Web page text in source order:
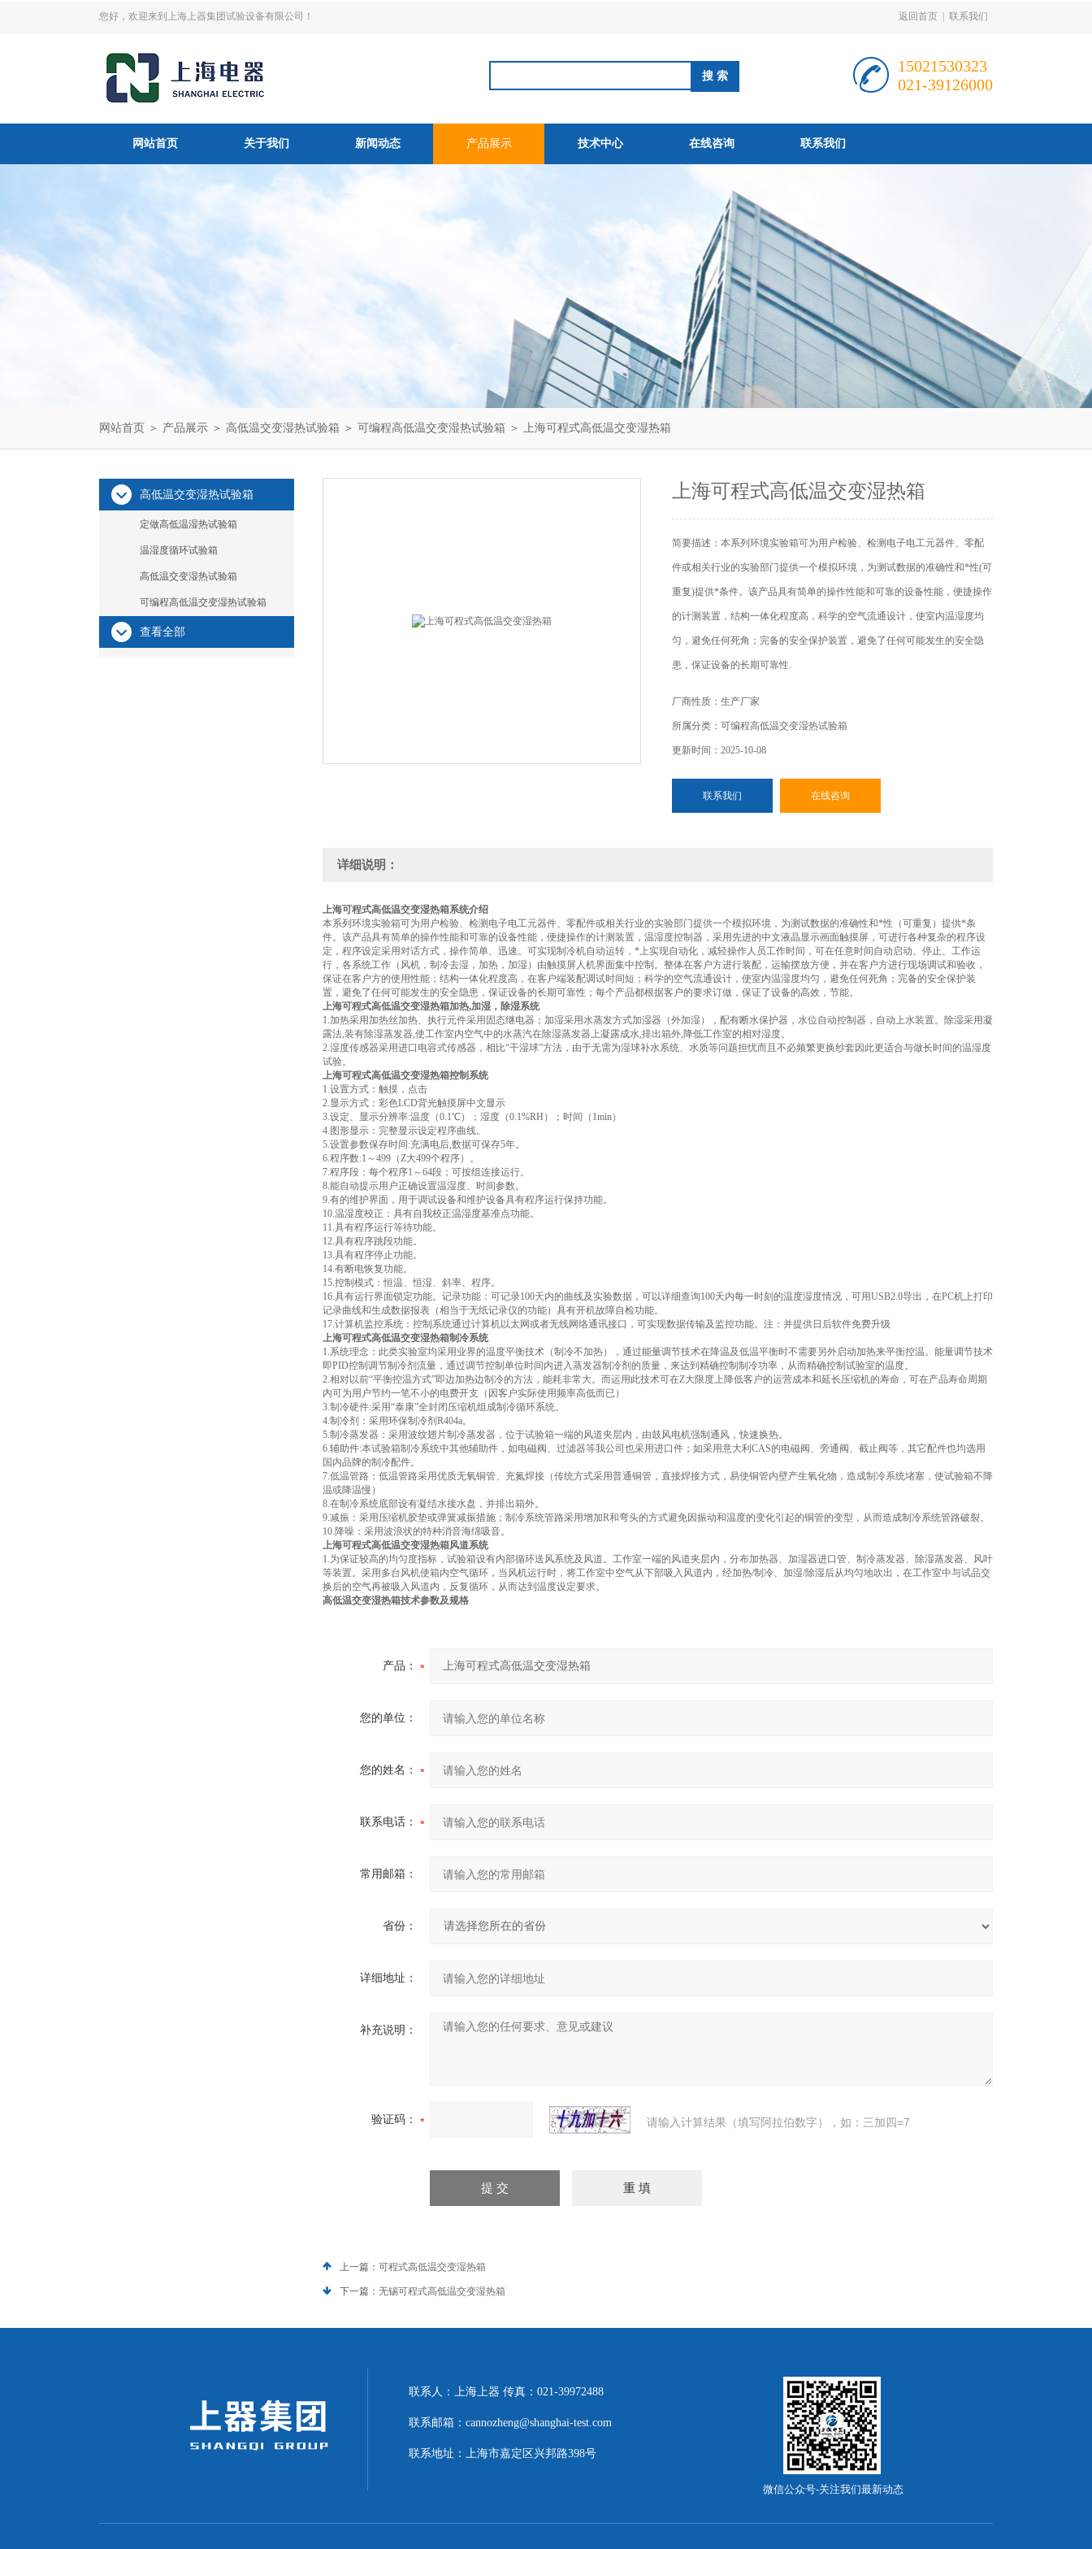
您好，欢迎来到上海上器集团试验设备有限公司！ 返回首页 联系我们
15021530323
021-39126000
网站首页 关于我们 新闻动态 产品展示 技术中心 在线咨询 联系我们
网站首页 ＞ 产品展示 ＞ 高低温交变湿热试验箱 ＞ 可编程高低温交变湿热试验箱 ＞ 上海可程式高低温交变湿热箱
高低温交变湿热试验箱
定做高低温湿热试验箱
温湿度循环试验箱
高低温交变湿热试验箱
可编程高低温交变湿热试验箱
查看全部
上海可程式高低温交变湿热箱
简要描述：本系列环境实验箱可为用户检验、检测电子电工元器件、零配
件或相关行业的实验部门提供一个模拟环境，为测试数据的准确性和*性(可
重复)提供*条件。该产品具有简单的操作性能和可靠的设备性能，便捷操作
的计测装置，结构一体化程度高，科学的空气流通设计，使室内温湿度均
匀，避免任何死角；完备的安全保护装置，避免了任何可能发生的安全隐
患，保证设备的长期可靠性.
厂商性质：生产厂家
所属分类：可编程高低温交变湿热试验箱
更新时间：2025-10-08
联系我们 在线咨询
详细说明：
上海可程式高低温交变湿热箱系统介绍
本系列环境实验箱可为用户检验、检测电子电工元器件、零配件或相关行业的实验部门提供一个模拟环境，为测试数据的准确性和*性（可重复）提供*条
件。该产品具有简单的操作性能和可靠的设备性能，便捷操作的计测装置，温湿度控制器，采用先进的中文液晶显示画面触摸屏，可进行各种复杂的程序设
定，程序设定采用对话方式，操作简单、迅速。可实现制冷机自动运转，*上实现自动化，减轻操作人员工作时间，可在任意时间自动启动、停止、工作运
行，各系统工作（风机，制冷去湿，加热，加湿）由触摸屏人机界面集中控制。整体在客户方进行装配，运输摆放方便，并在客户方进行现场调试和验收，
保证在客户方的使用性能；结构一体化程度高，在客户端装配调试时间短；科学的空气流通设计，使室内温湿度均匀，避免任何死角；完备的安全保护装
置，避免了任何可能发生的安全隐患，保证设备的长期可靠性；每个产品都根据客户的要求订做，保证了设备的高效，节能。
上海可程式高低温交变湿热箱加热,加湿，除湿系统
1.加热采用加热丝加热、执行元件采用固态继电器；加湿采用水蒸发方式加湿器（外加湿），配有断水保护器，水位自动控制器，自动上水装置。除湿采用凝
露法,装有除湿蒸发器,使工作室内空气中的水蒸汽在除湿蒸发器上凝露成水,排出箱外,降低工作室的相对湿度。
2.湿度传感器采用进口电容式传感器，相比“干湿球”方法，由于无需为湿球补水系统、水质等问题担忧而且不必频繁更换纱套因此更适合与做长时间的温湿度
试验。
上海可程式高低温交变湿热箱控制系统
1.设置方式：触摸，点击
2.显示方式：彩色LCD背光触摸屏中文显示
3.设定、显示分辨率:温度（0.1℃）；湿度（0.1%RH）；时间（1min）
4.图形显示：完整显示设定程序曲线。
5.设置参数保存时间:充满电后,数据可保存5年。
6.程序数:1～499（Z大499个程序）。
7.程序段：每个程序1～64段；可按组连接运行。
8.能自动提示用户正确设置温湿度、时间参数。
9.有的维护界面，用于调试设备和维护设备具有程序运行保持功能。
10.温湿度校正：具有自我校正温湿度基准点功能。
11.具有程序运行等待功能。
12.具有程序跳段功能。
13.具有程序停止功能。
14.有断电恢复功能。
15.控制模式：恒温、恒湿、斜率、程序。
16.具有运行界面锁定功能。记录功能：可记录100天内的曲线及实验数据，可以详细查询100天内每一时刻的温度湿度情况，可用USB2.0导出，在PC机上打印
记录曲线和生成数据报表（相当于无纸记录仪的功能）具有开机故障自检功能。
17.计算机监控系统：控制系统通过计算机以太网或者无线网络通讯接口，可实现数据传输及监控功能。注：并提供日后软件免费升级
上海可程式高低温交变湿热箱制冷系统
1.系统理念：此类实验室均采用业界的温度平衡技术（制冷不加热），通过能量调节技术在降温及低温平衡时不需要另外启动加热来平衡控温。能量调节技术
即PID控制调节制冷剂流量，通过调节控制单位时间内进入蒸发器制冷剂的质量，来达到精确控制制冷功率，从而精确控制试验室的温度。
2.相对以前“平衡控温方式”即边加热边制冷的方法，能耗非常大。而运用此技术可在Z大限度上降低客户的运营成本和延长压缩机的寿命，可在产品寿命周期
内可为用户节约一笔不小的电费开支（因客户实际使用频率高低而已）
3.制冷硬件:采用“泰康”全封闭压缩机组成制冷循环系统。
4.制冷剂：采用环保制冷剂R404a。
5.制冷蒸发器：采用波纹翅片制冷蒸发器，位于试验箱一端的风道夹层内，由鼓风电机强制通风，快速换热。
6.辅助件:本试验箱制冷系统中其他辅助件，如电磁阀、过滤器等我公司也采用进口件；如采用意大利CAS的电磁阀、旁通阀、截止阀等，其它配件也均选用
国内品牌的制冷配件。
7.低温管路：低温管路采用优质无氧铜管、充氮焊接（传统方式采用普通铜管，直接焊接方式，易使铜管内壁产生氧化物，造成制冷系统堵塞，使试验箱不降
温或降温慢）
8.在制冷系统底部设有凝结水接水盘，并排出箱外。
9.减振：采用压缩机胶垫或弹簧减振措施；制冷系统管路采用增加R和弯头的方式避免因振动和温度的变化引起的铜管的变型，从而造成制冷系统管路破裂。
10.降噪：采用波浪状的特种消音海绵吸音。
上海可程式高低温交变湿热箱风道系统
1.为保证较高的均匀度指标，试验箱设有内部循环送风系统及风道。工作室一端的风道夹层内，分布加热器、加湿器进口管、制冷蒸发器、除湿蒸发器、风叶
等装置。采用多台风机使箱内空气循环，当风机运行时，将工作室中空气从下部吸入风道内，经加热/制冷、加湿/除湿后从均匀地吹出，在工作室中与试品交
换后的空气再被吸入风道内，反复循环，从而达到温度设定要求。
高低温交变湿热箱技术参数及规格
产品：
您的单位：
您的姓名：
联系电话：
常用邮箱：
省份：
详细地址：
补充说明：
验证码： 请输入计算结果（填写阿拉伯数字），如：三加四=7
上一篇： 可程式高低温交变湿热箱
下一篇： 无锡可程式高低温交变湿热箱
联系人：上海上器 传真：021-39972488
联系邮箱：cannozheng@shanghai-test.com
联系地址：上海市嘉定区兴邦路398号
微信公众号-关注我们最新动态